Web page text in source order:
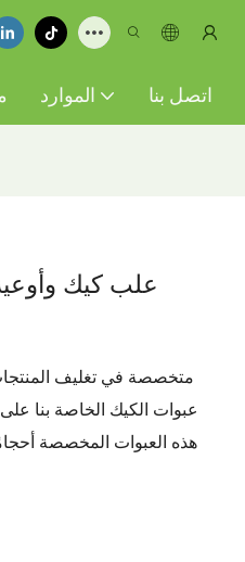
الموارد اتصل بنا
علب كيك
عبوات الكيك الخاصة بنا
هذه العبوات المخصصة